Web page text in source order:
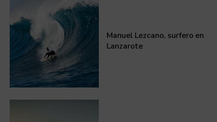
Manuel Lezcano, surfero en
Lanzarote